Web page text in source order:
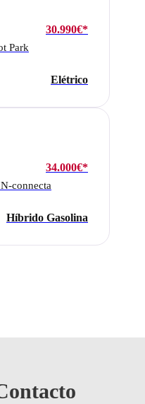
30.990€*
Park
Elétrico
34.000€*
connecta
Híbrido Gasolina